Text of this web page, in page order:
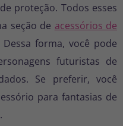
proteção. Todos esses
seção de acessórios de
forma, você pode
futuristas de
Se preferir, você
para fantasias de